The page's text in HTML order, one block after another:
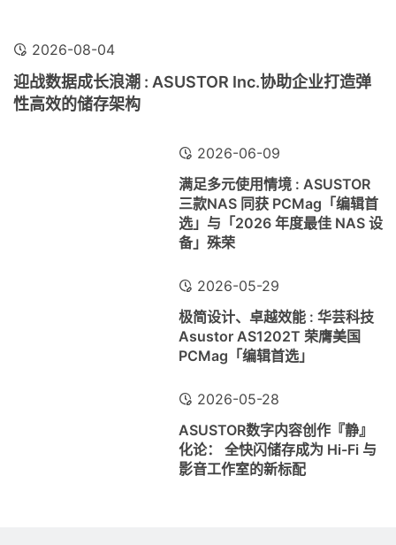
2026-08-04
迎战数据成长浪潮 : ASUSTOR Inc.协助企业打造弹
性高效的储存架构
2026-06-09
满足多元使用情境 : ASUSTOR
三款NAS 同获 PCMag「编辑首
选」与「2026 年度最佳 NAS 设
备」殊荣
2026-05-29
极简设计、卓越效能 : 华芸科技
Asustor AS1202T 荣膺美国
PCMag「编辑首选」
2026-05-28
ASUSTOR数字内容创作『静』
化论： 全快闪储存成为 Hi-Fi 与
影音工作室的新标配